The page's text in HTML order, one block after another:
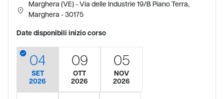
Marghera (VE) - Via delle Industrie 19/B Piano Terra,
Marghera - 30175
Date disponibili inizio corso
04
SET
2026
09
OTT
2026
05
NOV
2026